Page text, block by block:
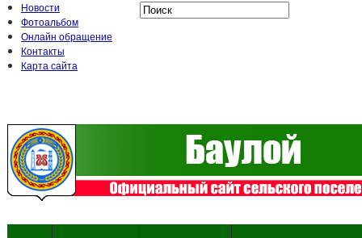
Новости
Фотоальбом
Онлайн обращение
Контакты
Карта сайта